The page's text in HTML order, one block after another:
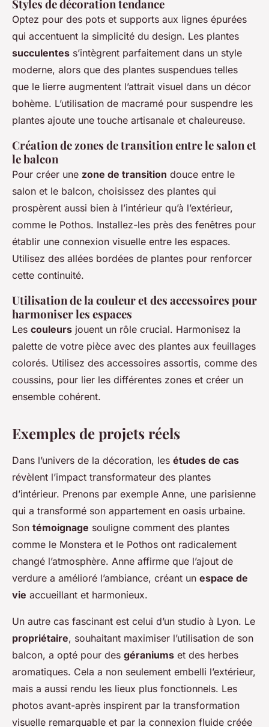
Styles de décoration tendance
Optez pour des pots et supports aux lignes épurées
qui accentuent la simplicité du design. Les plantes
succulentes s’intègrent parfaitement dans un style
moderne, alors que des plantes suspendues telles
que le lierre augmentent l’attrait visuel dans un décor
bohème. L’utilisation de macramé pour suspendre les
plantes ajoute une touche artisanale et chaleureuse.
Création de zones de transition entre le salon et
le balcon
Pour créer une zone de transition douce entre le
salon et le balcon, choisissez des plantes qui
prospèrent aussi bien à l’intérieur qu’à l’extérieur,
comme le Pothos. Installez-les près des fenêtres pour
établir une connexion visuelle entre les espaces.
Utilisez des allées bordées de plantes pour renforcer
cette continuité.
Utilisation de la couleur et des accessoires pour
harmoniser les espaces
Les couleurs jouent un rôle crucial. Harmonisez la
palette de votre pièce avec des plantes aux feuillages
colorés. Utilisez des accessoires assortis, comme des
coussins, pour lier les différentes zones et créer un
ensemble cohérent.
Exemples de projets réels
Dans l’univers de la décoration, les études de cas
révèlent l’impact transformateur des plantes
d’intérieur. Prenons par exemple Anne, une parisienne
qui a transformé son appartement en oasis urbaine.
Son témoignage souligne comment des plantes
comme le Monstera et le Pothos ont radicalement
changé l’atmosphère. Anne affirme que l’ajout de
verdure a amélioré l’ambiance, créant un espace de
vie accueillant et harmonieux.
Un autre cas fascinant est celui d’un studio à Lyon. Le
propriétaire, souhaitant maximiser l’utilisation de son
balcon, a opté pour des géraniums et des herbes
aromatiques. Cela a non seulement embelli l’extérieur,
mais a aussi rendu les lieux plus fonctionnels. Les
photos avant-après inspirent par la transformation
visuelle remarquable et par la connexion fluide créée